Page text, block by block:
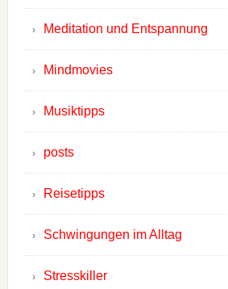
Meditation und Entspannung
Mindmovies
Musiktipps
posts
Reisetipps
Schwingungen im Alltag
Stresskiller